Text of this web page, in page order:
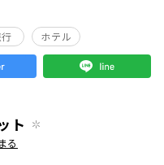
ホテル
ト
る